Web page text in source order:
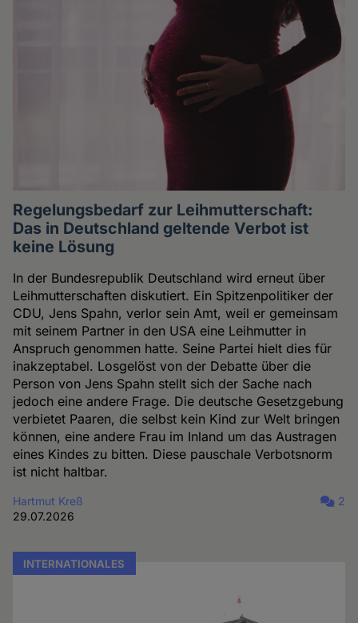
Regelungsbedarf zur Leihmutterschaft:
Das in Deutschland geltende Verbot ist
keine Lösung
In der Bundesrepublik Deutschland wird erneut über
Leihmutterschaften diskutiert. Ein Spitzenpolitiker der
CDU, Jens Spahn, verlor sein Amt, weil er gemeinsam
mit seinem Partner in den USA eine Leihmutter in
Anspruch genommen hatte. Seine Partei hielt dies für
inakzeptabel. Losgelöst von der Debatte über die
Person von Jens Spahn stellt sich der Sache nach
jedoch eine andere Frage. Die deutsche Gesetzgebung
verbietet Paaren, die selbst kein Kind zur Welt bringen
können, eine andere Frau im Inland um das Austragen
eines Kindes zu bitten. Diese pauschale Verbotsnorm
ist nicht haltbar.
Hartmut Kreß
29.07.2026
2
INTERNATIONALES